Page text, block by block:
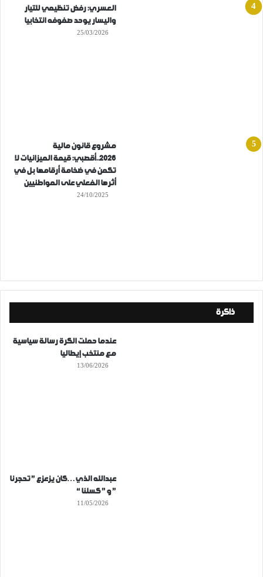
العسري: رفض تنظيمي للتيار
واليسار يوحد صفوفه انتخابيا
25/03/2026
مشروع قانون مالية
2026..أقصبي: قيمة الميزانيات لا
تكمن في ضخامة أرقامها بل في
أثرها الفعلي على المواطنيين
24/10/2025
ذاكرة
عندما حملت الكرة رسالة سياسية
مع منتخب إيطاليا
13/06/2026
عبدالله الذي…كان يزعزع ” تحجرنا
” و ” كسلنا “
11/05/2026